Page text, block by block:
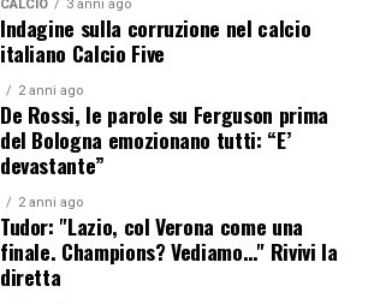
CALCIO 3 anni ago
Indagine sulla corruzione nel calcio
italiano Calcio Five
2 anni ago
De Rossi, le parole su Ferguson prima
del Bologna emozionano tutti: “E’
devastante”
2 anni ago
Tudor: "Lazio, col Verona come una
finale. Champions? Vediamo…" Rivivi la
diretta